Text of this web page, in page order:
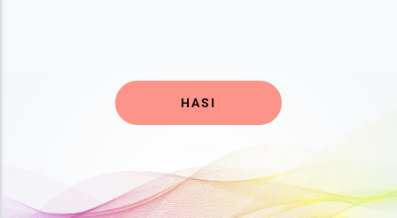
HASI